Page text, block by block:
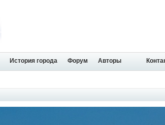
История города Форум Авторы